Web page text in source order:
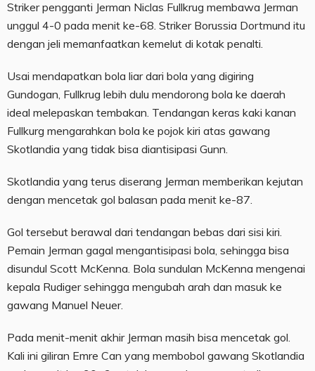
Striker pengganti Jerman Niclas Fullkrug membawa Jerman
unggul 4-0 pada menit ke-68. Striker Borussia Dortmund itu
dengan jeli memanfaatkan kemelut di kotak penalti.
Usai mendapatkan bola liar dari bola yang digiring
Gundogan, Fullkrug lebih dulu mendorong bola ke daerah
ideal melepaskan tembakan. Tendangan keras kaki kanan
Fullkurg mengarahkan bola ke pojok kiri atas gawang
Skotlandia yang tidak bisa diantisipasi Gunn.
Skotlandia yang terus diserang Jerman memberikan kejutan
dengan mencetak gol balasan pada menit ke-87.
Gol tersebut berawal dari tendangan bebas dari sisi kiri.
Pemain Jerman gagal mengantisipasi bola, sehingga bisa
disundul Scott McKenna. Bola sundulan McKenna mengenai
kepala Rudiger sehingga mengubah arah dan masuk ke
gawang Manuel Neuer.
Pada menit-menit akhir Jerman masih bisa mencetak gol.
Kali ini giliran Emre Can yang membobol gawang Skotlandia